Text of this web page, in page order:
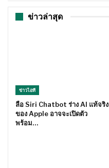
ข่าวล่าสุด
ข่าวไอที
ลือ Siri Chatbot ร่าง AI แท้จริง
ของ Apple อาจจะเปิดตัว
พร้อม…